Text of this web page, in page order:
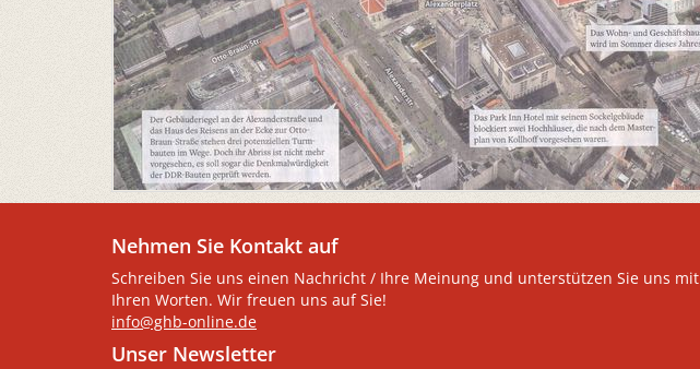
Nehmen Sie Kontakt auf
Schreiben Sie uns einen Nachricht / Ihre Meinung und unterstützen Sie uns mit
Ihren Worten. Wir freuen uns auf Sie!
info@ghb-online.de
Unser Newsletter